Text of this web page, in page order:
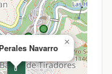
💊
Navarro
×